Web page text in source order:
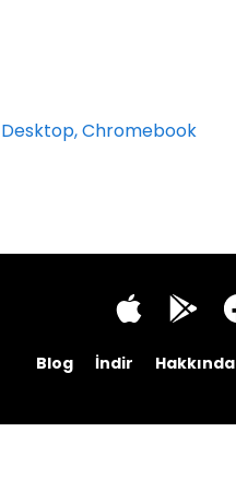
Chromebook
Blog İndir Hakkında